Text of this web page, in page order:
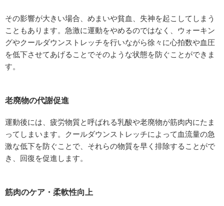
その影響が大きい場合、めまいや貧血、失神を起こしてしまう
こともあります。急激に運動をやめるのではなく、ウォーキン
グやクールダウンストレッチを行いながら徐々に心拍数や血圧
を低下させてあげることでそのような状態を防ぐことができま
す。
老廃物の代謝促進
運動後には、疲労物質と呼ばれる乳酸や老廃物が筋肉内にたま
ってしまいます。クールダウンストレッチによって血流量の急
激な低下を防ぐことで、それらの物質を早く排除することがで
き、回復を促進します。
筋肉のケア・柔軟性向上